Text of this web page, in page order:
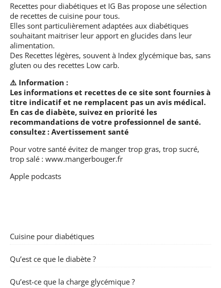
Recettes pour diabétiques et IG Bas propose une sélection
de recettes de cuisine pour tous.
Elles sont particulièrement adaptées aux diabétiques
souhaitant maitriser leur apport en glucides dans leur
alimentation.
Des Recettes légères, souvent à Index glycémique bas, sans
gluten ou des recettes Low carb.
⚠️ Information :
Les informations et recettes de ce site sont fournies à
titre indicatif et ne remplacent pas un avis médical.
En cas de diabète, suivez en priorité les
recommandations de votre professionnel de santé.
consultez : Avertissement santé
Pour votre santé évitez de manger trop gras, trop sucré,
trop salé : www.mangerbouger.fr
Apple podcasts
Cuisine pour diabétiques
Qu’est ce que le diabète ?
Qu’est-ce que la charge glycémique ?